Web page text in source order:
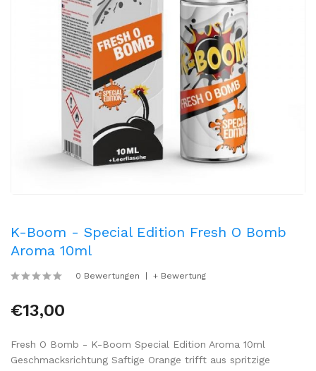
K-Boom - Special Edition Fresh O Bomb
Aroma 10ml
0 Bewertungen + Bewertung
€13,00
Fresh O Bomb - K-Boom Special Edition Aroma 10ml
Geschmacksrichtung Saftige Orange trifft aus spritzige